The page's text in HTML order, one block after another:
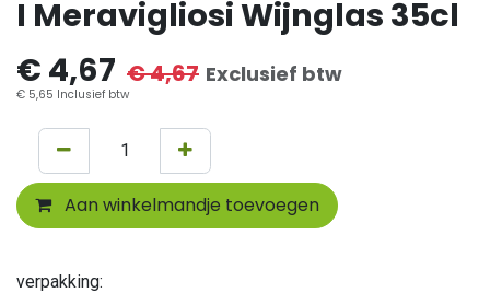
I Meravigliosi Wijnglas 35cl
€ 4,67 €4,67 Exclusief btw
€ 5,65 Inclusief btw
Aan winkelmandje toevoegen
verpakking: